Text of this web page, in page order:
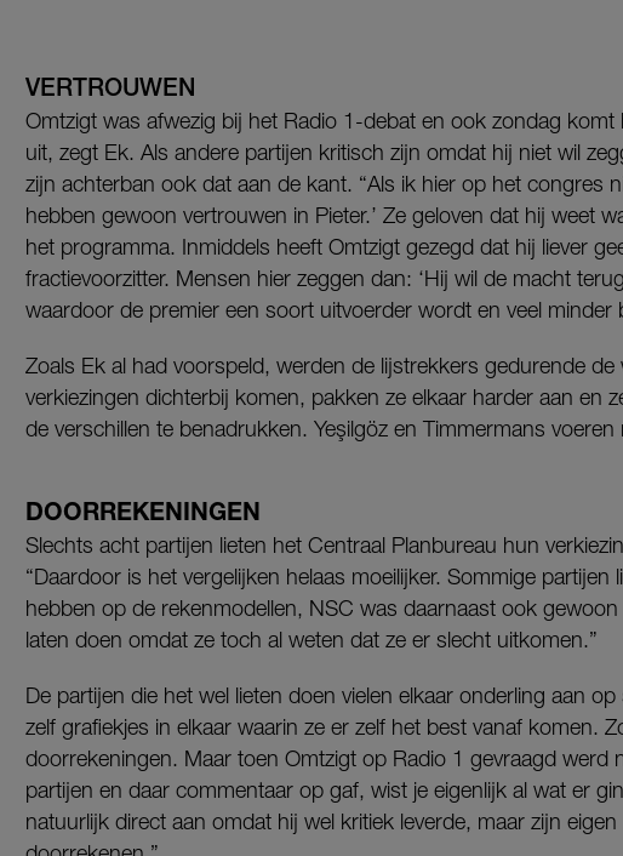
VERTROUWEN
Omtzigt was afwezig bij het Radio 1-debat en ook zondag komt
uit, zegt Ek. Als andere partijen kritisch zijn omdat hij niet wil
zijn achterban ook dat aan de kant. “Als ik hier op het congres
hebben gewoon vertrouwen in Pieter.’ Ze geloven dat hij weet
het programma. Inmiddels heeft Omtzigt gezegd dat hij liever
fractievoorzitter. Mensen hier zeggen dan: ‘Hij wil de macht
waardoor de premier een soort uitvoerder wordt en veel minder
Zoals Ek al had voorspeld, werden de lijstrekkers gedurende
verkiezingen dichterbij komen, pakken ze elkaar harder aan en
de verschillen te benadrukken. Yeşilgöz en Timmermans
DOORREKENINGEN
Slechts acht partijen lieten het Centraal Planbureau hun
“Daardoor is het vergelijken helaas moeilijker. Sommige
hebben op de rekenmodellen, NSC was daarnaast ook
laten doen omdat ze toch al weten dat ze er slecht uitkomen.”
De partijen die het wel lieten doen vielen elkaar onderling aan
zelf grafiekjes in elkaar waarin ze er zelf het best vanaf komen.
doorrekeningen. Maar toen Omtzigt op Radio 1 gevraagd werd
partijen en daar commentaar op gaf, wist je eigenlijk al wat er
natuurlijk direct aan omdat hij wel kritiek leverde, maar zijn